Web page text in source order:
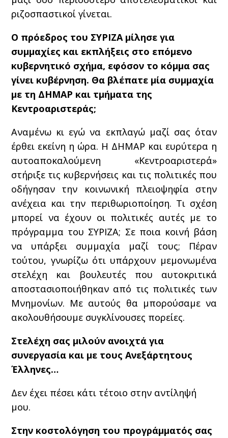
ριζοσπαστικοί γίνεται.
Ο πρόεδρος του ΣΥΡΙΖΑ μίλησε για
συμμαχίες και εκπλήξεις στο επόμενο
κυβερνητικό σχήμα, εφόσον το κόμμα σας
γίνει κυβέρνηση. Θα βλέπατε μία συμμαχία
με τη ΔΗΜΑΡ και τμήματα της
Κεντροαριστεράς;
Αναμένω κι εγώ να εκπλαγώ μαζί σας όταν
έρθει εκείνη η ώρα. Η ΔΗΜΑΡ και ευρύτερα η
αυτοαποκαλούμενη «Κεντροαριστερά»
στήριξε τις κυβερνήσεις και τις πολιτικές που
οδήγησαν την κοινωνική πλειοψηφία στην
ανέχεια και την περιθωριοποίηση. Τι σχέση
μπορεί να έχουν οι πολιτικές αυτές με το
πρόγραμμα του ΣΥΡΙΖΑ; Σε ποια κοινή βάση
να υπάρξει συμμαχία μαζί τους; Πέραν
τούτου, γνωρίζω ότι υπάρχουν μεμονωμένα
στελέχη και βουλευτές που αυτοκριτικά
αποστασιοποιήθηκαν από τις πολιτικές των
Μνημονίων. Με αυτούς θα μπορούσαμε να
ακολουθήσουμε συγκλίνουσες πορείες.
Στελέχη σας μιλούν ανοιχτά για
συνεργασία και με τους Ανεξάρτητους
Έλληνες…
Δεν έχει πέσει κάτι τέτοιο στην αντίληψή
μου.
Στην κοστολόγηση του προγράμματός σας